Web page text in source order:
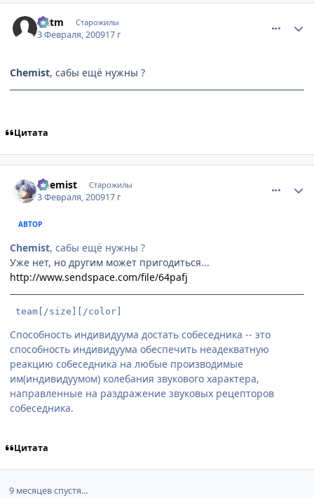
Littm Старожилы
3 Февраля, 200917 г
Chemist, сабы ещё нужны ?
Цитата
Chemist Старожилы
3 Февраля, 200917 г
АВТОР
Chemist, сабы ещё нужны ?
Уже нет, но другим может пригодиться...
http://www.sendspace.com/file/64pafj
team[/size][/color]
Способность индивидуума достать собеседника -- это
способность индивидуума обеспечить неадекватную
реакцию собеседника на любые производимые
им(индивидуумом) колебания звукового характера,
направленные на раздражение звуковых рецепторов
собеседника.
Цитата
9 месяцев спустя...